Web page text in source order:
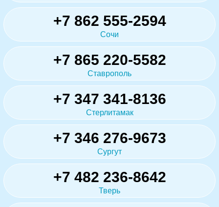
+7 862 555-2594
Сочи
+7 865 220-5582
Ставрополь
+7 347 341-8136
Стерлитамак
+7 346 276-9673
Сургут
+7 482 236-8642
Тверь